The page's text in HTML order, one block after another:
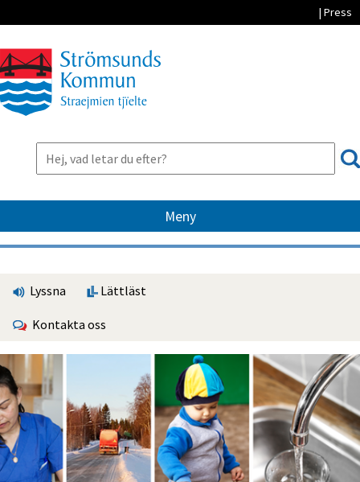
| Press
Meny
Lyssna Lättläst
Kontakta oss